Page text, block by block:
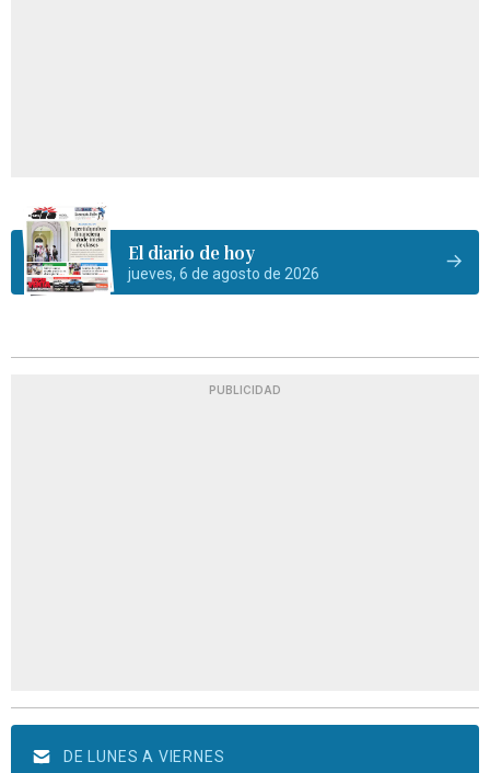
El diario de hoy
jueves, 6 de agosto de 2026
PUBLICIDAD
DE LUNES A VIERNES